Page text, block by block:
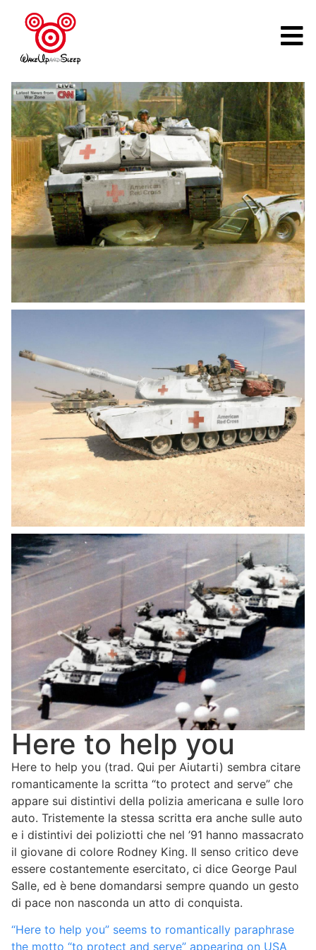
Here to help you
Here to help you (trad. Qui per Aiutarti) sembra citare
romanticamente la scritta “to protect and serve” che
appare sui distintivi della polizia americana e sulle loro
auto. Tristemente la stessa scritta era anche sulle auto
e i distintivi dei poliziotti che nel ’91 hanno massacrato
il giovane di colore Rodney King. Il senso critico deve
essere costantemente esercitato, ci dice George Paul
Salle, ed è bene domandarsi sempre quando un gesto
di pace non nasconda un atto di conquista.
“Here to help you” seems to romantically paraphrase
the motto “to protect and serve” appearing on USA